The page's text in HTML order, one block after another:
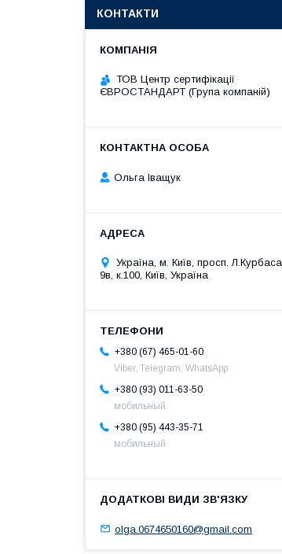
КОНТАКТИ
ТОВ Центр сертифікації
ЄВРОСТАНДАРТ (Група компаній)
Ольга Іващук
Україна, м. Київ, просп. Л.Курбаса,
9в, к.100, Київ, Україна
+380 (67) 465-01-60
Viber, Telegram, WhatsApp
+380 (93) 011-63-50
мобильный
+380 (95) 443-35-71
мобильный
olga.0674650160@gmail.com